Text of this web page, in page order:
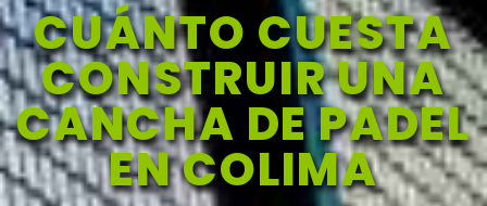
CUÁNTO CUESTA
CONSTRUIR UNA
CANCHA DE PADEL
EN COLIMA